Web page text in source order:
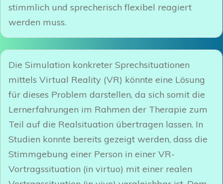
stimmlich und sprecherisch flexibel reagiert
werden muss.
Die Simulation konkreter Sprechsituationen
mittels Virtual Reality (VR) könnte eine Lösung
für dieses Problem darstellen, da sich somit die
Lernerfahrungen im Rahmen der Therapie zum
Teil auf die Realsituation übertragen lassen. In
Studien konnte bereits gezeigt werden, dass die
Stimmgebung einer Person in einer VR-
Vortragssituation (in virtuo) mit einer realen